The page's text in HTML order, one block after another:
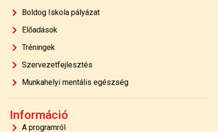
Boldog Iskola pályázat
Előadások
Tréningek
Szervezetfejlesztés
Munkahelyi mentális egészség
Információ
A programról